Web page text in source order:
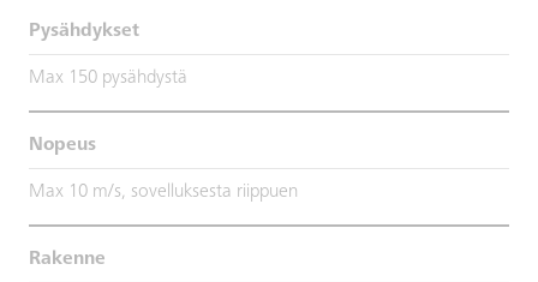
Pysähdykset
Max 150 pysähdystä
Nopeus
Max 10 m/s, sovelluksesta riippuen
Rakenne